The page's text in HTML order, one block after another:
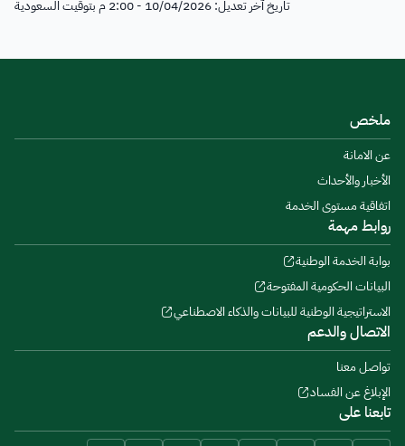
تاريخ آخر تعديل: 10/04/2026 - 2:00 م بتوقيت السعودية
ملخص
عن الامانة
الأخبار والأحداث
اتفاقية مستوى الخدمة
روابط مهمة
بوابة الخدمة الوطنية
البيانات الحكومية المفتوحة
الاستراتيجية الوطنية للبيانات والذكاء الاصطناعي
الاتصال والدعم
تواصل معنا
الإبلاغ عن الفساد
تابعنا على